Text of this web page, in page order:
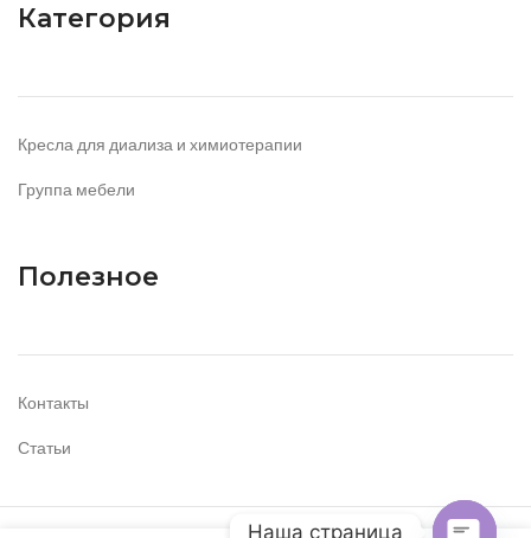
Категория
Кресла для диализа и химиотерапии
Группа мебели
Полезное
Контакты
Статьи
Наша страница